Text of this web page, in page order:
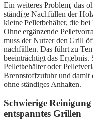
Ein weiteres Problem, das
ständige Nachfüllen der
kleine Pelletbehälter, die
Ohne ergänzende
muss der Nutzer den Grill
nachfüllen. Das führt zu
beeinträchtigt das Ergebnis.
Pelletbehälter oder
Brennstoffzufuhr und damit
ohne ständiges Anhalten.
Schwierige
entspanntes Grillen